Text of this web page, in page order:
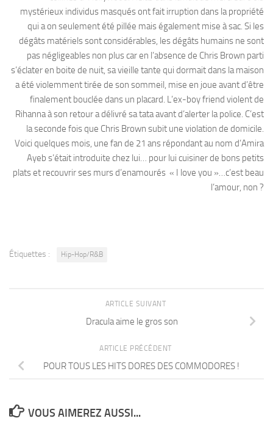
mystérieux individus masqués ont fait irruption dans la propriété
qui a on seulement été pillée mais également mise à sac. Si les
dégâts matériels sont considérables, les dégâts humains ne sont
pas négligeables non plus car en l’absence de Chris Brown parti
s’éclater en boite de nuit, sa vieille tante qui dormait dans la maison
a été violemment tirée de son sommeil, mise en joue avant d’être
finalement bouclée dans un placard. L’ex-boy friend violent de
Rihanna à son retour a délivré sa tata avant d’alerter la police. C’est
la seconde fois que Chris Brown subit une violation de domicile.
Voici quelques mois, une fan de 21 ans répondant au nom d’Amira
Ayeb s’était introduite chez lui… pour lui cuisiner de bons petits
plats et recouvrir ses murs d’enamourés « I love you »…c’est beau
l’amour, non ?
Étiquettes : Hip-Hop/R&B
ARTICLE SUIVANT
Dracula aime le gros son
ARTICLE PRÉCÉDENT
POUR TOUS LES HITS DORES DES COMMODORES !
VOUS AIMEREZ AUSSI...